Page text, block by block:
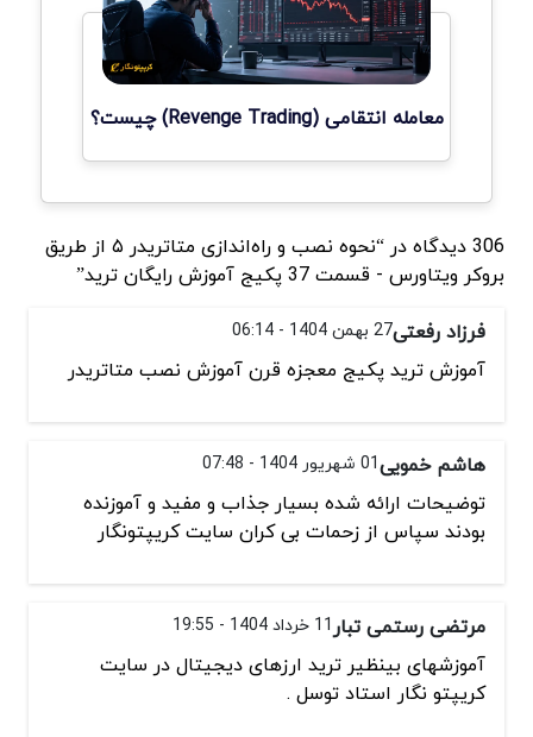
معامله انتقامی (Revenge Trading) چیست؟
306 دیدگاه در “نحوه نصب و راه‌اندازی متاتریدر ۵ از طریق
بروکر ویتاورس - قسمت 37 پکیج آموزش رایگان ترید”
فرزاد رفعتی27 بهمن 1404 - 06:14
آموزش ترید پکیج معجزه قرن آموزش نصب متاتریدر
هاشم خمویی01 شهریور 1404 - 07:48
توضیحات ارائه شده بسیار جذاب و مفید و آموزنده
بودند سپاس از زحمات بی کران سایت کریپتونگار
مرتضی رستمی تبار11 خرداد 1404 - 19:55
آموزشهای بینظیر ترید ارزهای دیجیتال در سایت
کریپتو نگار استاد توسل .